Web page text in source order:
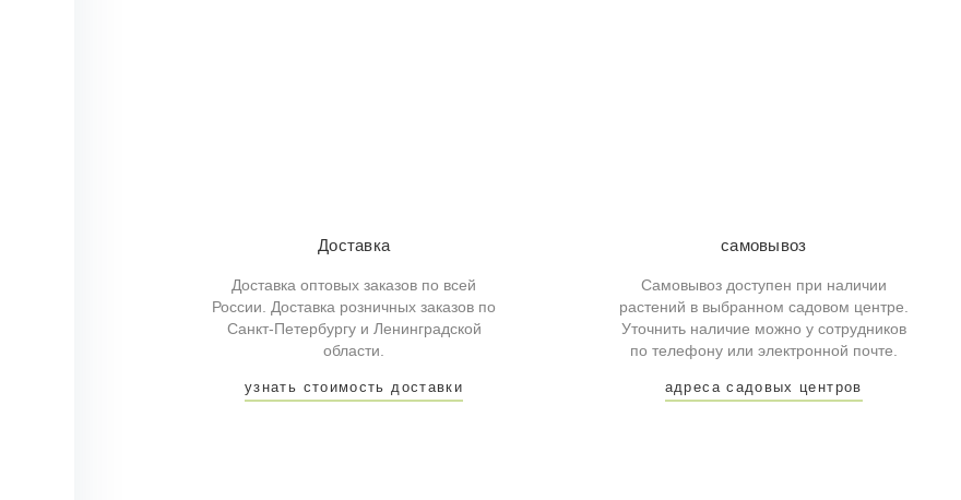
Доставка
Доставка оптовых заказов по всей
России. Доставка розничных заказов по
Санкт-Петербургу и Ленинградской
области.
узнать стоимость доставки
самовывоз
Самовывоз доступен при наличии
растений в выбранном садовом центре.
Уточнить наличие можно у сотрудников
по телефону или электронной почте.
адреса садовых центров